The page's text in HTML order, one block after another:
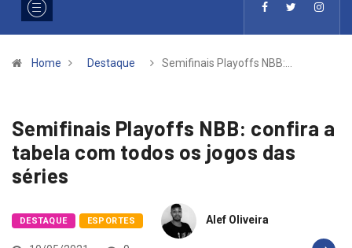
Home Destaque Semifinais Playoffs NBB:…
Semifinais Playoffs NBB: confira a
tabela com todos os jogos das
séries
DESTAQUE ESPORTES Alef Oliveira